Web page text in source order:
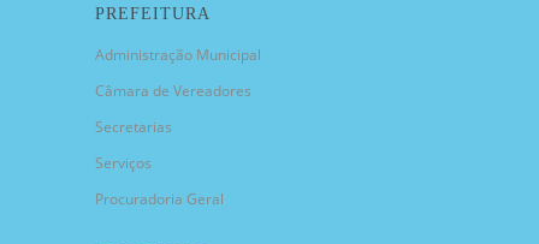
PREFEITURA
Administração Municipal
Câmara de Vereadores
Secretarias
Serviços
Procuradoria Geral